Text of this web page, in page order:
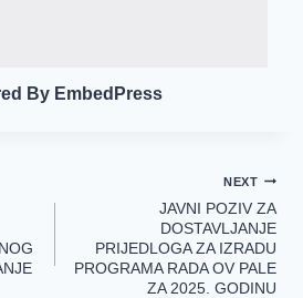
By EmbedPress
NEXT
JAVNI POZIV ZA
DOSTAVLJANJE
PRIJEDLOGA ZA IZRADU
PROGRAMA RADA OV PALE
ZA 2025. GODINU